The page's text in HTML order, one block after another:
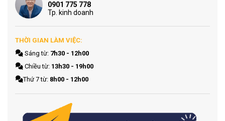
0901 775 778
Tp. kinh doanh
THỜI GIAN LÀM VIỆC:
Sáng từ: 7h30 - 12h00
Chiều từ: 13h30 - 19h00
Thứ 7 từ: 8h00 - 12h00